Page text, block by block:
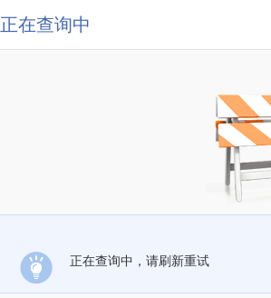
正在查询中
正在查询中，请刷新重试